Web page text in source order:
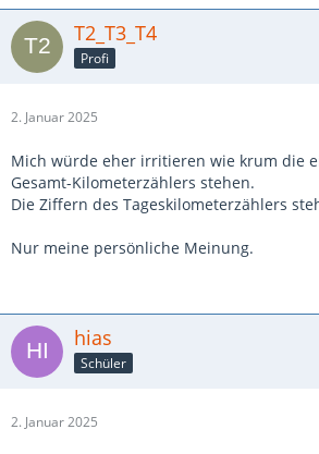
T2_T3_T4
Profi
2. Januar 2025
Mich würde eher irritieren wie krum die
Gesamt-Kilometerzählers stehen.
Die Ziffern des Tageskilometerzählers
Nur meine persönliche Meinung.
hias
Schüler
2. Januar 2025